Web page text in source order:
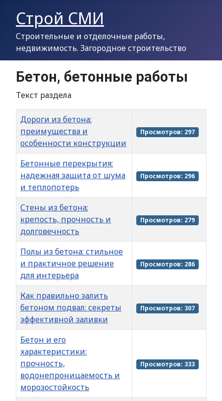
Строй СМИ
Строительные и отделочные работы,
недвижимость. Загородное строительство
Бетон, бетонные работы
Текст раздела
Заголовок Кол-во просмотров
Дороги из бетона:
преимущества и
особенности конструкции
Просмотров: 297
Бетонные перекрытия:
надежная защита от шума
и теплопотерь
Просмотров: 296
Стены из бетона:
крепость, прочность и
долговечность
Просмотров: 279
Полы из бетона: стильное
и практичное решение
для интерьера
Просмотров: 286
Как правильно залить
бетоном подвал: секреты
эффективной заливки
Просмотров: 307
Бетон и его
характеристики:
прочность,
водонепроницаемость и
морозостойкость
Просмотров: 333